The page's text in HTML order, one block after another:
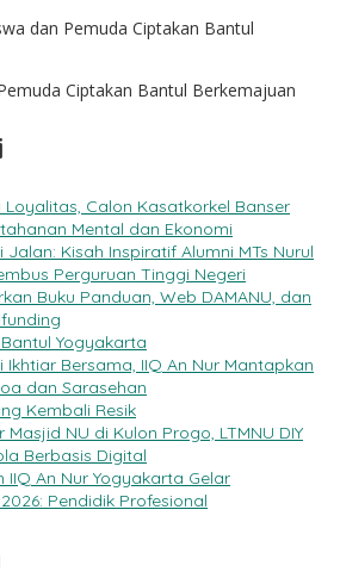
Ciptakan Bantul Berkemajuan
Loyalitas, Calon Kasatkorkel Banser
Mental dan Ekonomi
Jalan: Kisah Inspiratif Alumni MTs Nurul
Perguruan Tinggi Negeri
Buku Panduan, Web DAMANU, dan
Yogyakarta
Ikhtiar Bersama, IIQ An Nur Mantapkan
dan Sarasehan
Kembali Resik
Masjid NU di Kulon Progo, LTMNU DIY
Berbasis Digital
IIQ An Nur Yogyakarta Gelar
Pendidik Profesional